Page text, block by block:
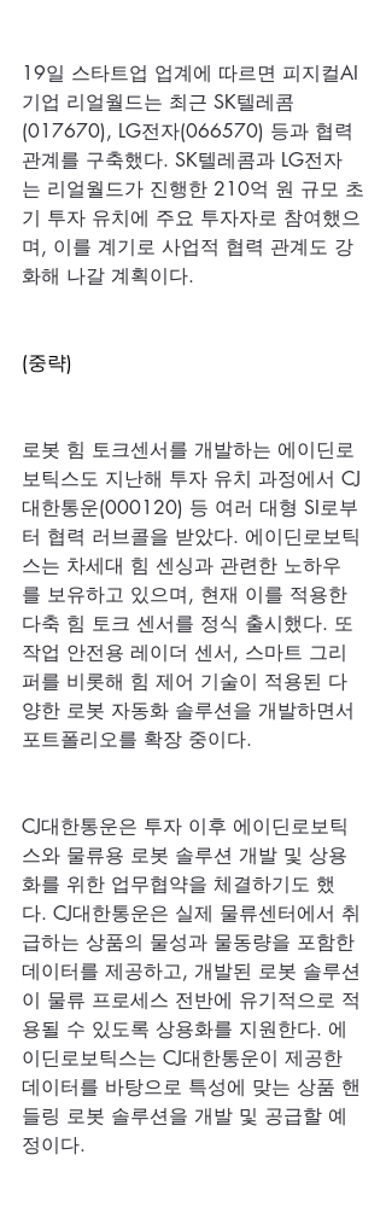
19일 스타트업 업계에 따르면 피지컬AI
기업 리얼월드는 최근 SK텔레콤
(017670), LG전자(066570) 등과 협력
관계를 구축했다. SK텔레콤과 LG전자
는 리얼월드가 진행한 210억 원 규모 초
기 투자 유치에 주요 투자자로 참여했으
며, 이를 계기로 사업적 협력 관계도 강
화해 나갈 계획이다.
(중략)
로봇 힘 토크센서를 개발하는 에이딘로
보틱스도 지난해 투자 유치 과정에서 CJ
대한통운(000120) 등 여러 대형 SI로부
터 협력 러브콜을 받았다. 에이딘로보틱
스는 차세대 힘 센싱과 관련한 노하우
를 보유하고 있으며, 현재 이를 적용한
다축 힘 토크 센서를 정식 출시했다. 또
작업 안전용 레이더 센서, 스마트 그리
퍼를 비롯해 힘 제어 기술이 적용된 다
양한 로봇 자동화 솔루션을 개발하면서
포트폴리오를 확장 중이다.
CJ대한통운은 투자 이후 에이딘로보틱
스와 물류용 로봇 솔루션 개발 및 상용
화를 위한 업무협약을 체결하기도 했
다. CJ대한통운은 실제 물류센터에서 취
급하는 상품의 물성과 물동량을 포함한
데이터를 제공하고, 개발된 로봇 솔루션
이 물류 프로세스 전반에 유기적으로 적
용될 수 있도록 상용화를 지원한다. 에
이딘로보틱스는 CJ대한통운이 제공한
데이터를 바탕으로 특성에 맞는 상품 핸
들링 로봇 솔루션을 개발 및 공급할 예
정이다.